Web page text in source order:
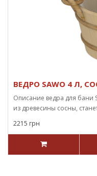
ВЕДРО SAWO 4 Л,
Описание ведра для бани
из древесины сосны,
2215 грн